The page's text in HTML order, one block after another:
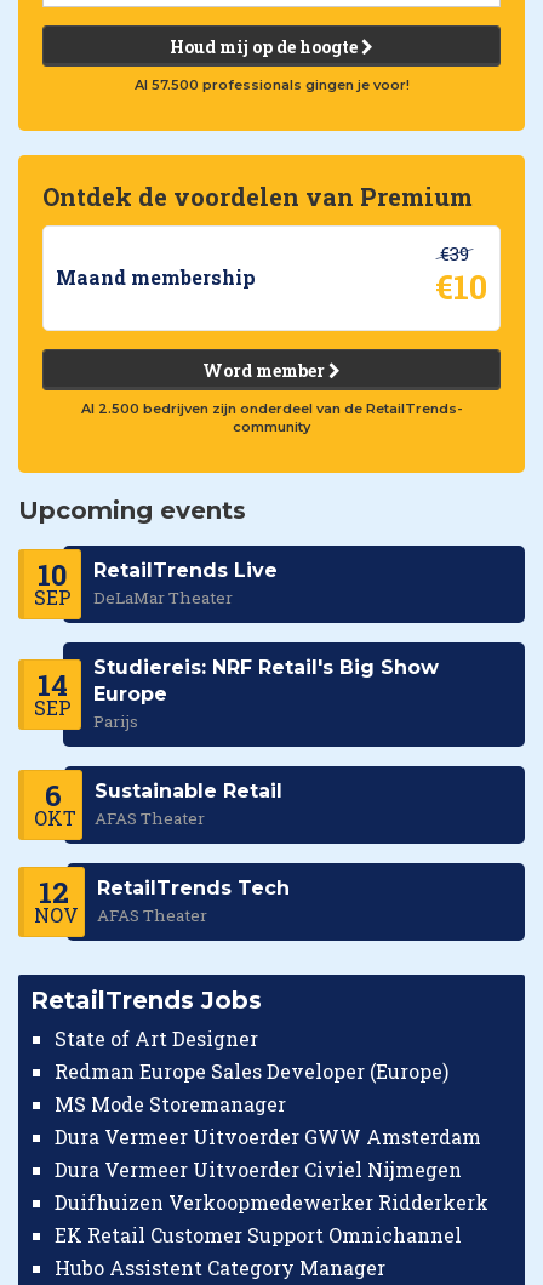
Houd mij op de hoogte
Al 57.500 professionals gingen je voor!
Ontdek de voordelen van Premium
Maand membership
€39
€10
Word member
Al 2.500 bedrijven zijn onderdeel van de RetailTrends-
community
Upcoming events
10
SEP
RetailTrends Live
DeLaMar Theater
14
SEP
Studiereis: NRF Retail's Big Show
Europe
Parijs
6
OKT
Sustainable Retail
AFAS Theater
12
NOV
RetailTrends Tech
AFAS Theater
RetailTrends Jobs
State of Art Designer
Redman Europe Sales Developer (Europe)
MS Mode Storemanager
Dura Vermeer Uitvoerder GWW Amsterdam
Dura Vermeer Uitvoerder Civiel Nijmegen
Duifhuizen Verkoopmedewerker Ridderkerk
EK Retail Customer Support Omnichannel
Hubo Assistent Category Manager